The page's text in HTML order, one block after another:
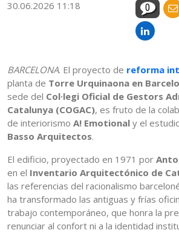
30.06.2026 11:18 0
BARCELONA. El proyecto de reforma
planta de Torre Urquinaona en
sede del Col·legi Oficial de Gestors
Catalunya (COGAC), es fruto de la
de interiorismo A! Emotional y el
Basso Arquitectos.
El edificio, proyectado en 1971 por
en el Inventario Arquitectónico de
las referencias del racionalismo
ha transformado las antiguas y frías
trabajo contemporáneo, que honra la
renunciar al confort ni a la identidad